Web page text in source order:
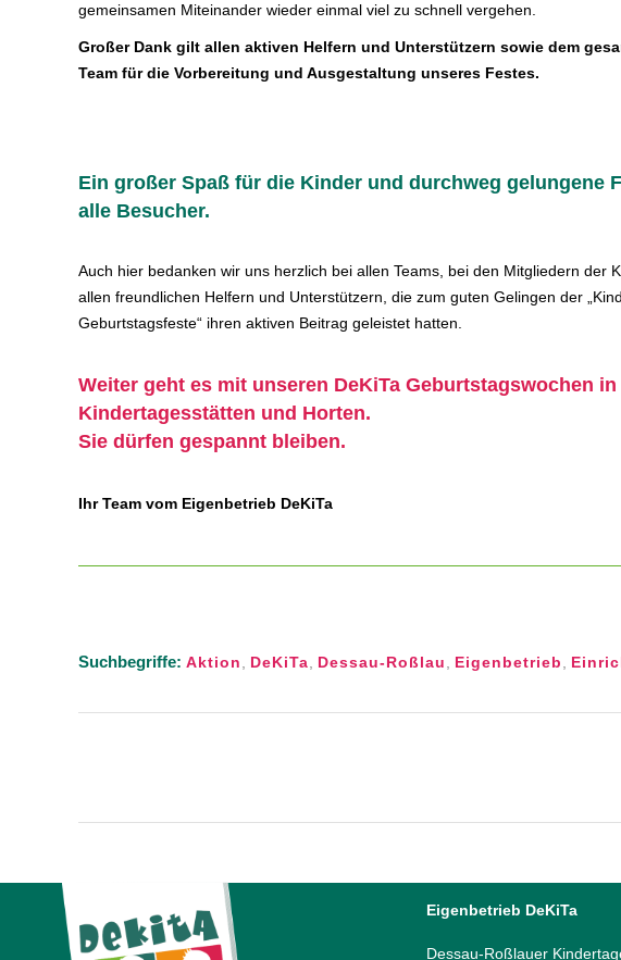
gemeinsamen Miteinander wieder einmal viel zu schnell vergehen.
Großer Dank gilt allen aktiven Helfern und Unterstützern sowie dem
Team für die Vorbereitung und Ausgestaltung unseres Festes.
Ein großer Spaß für die Kinder und durchweg gelungene
alle Besucher.
Auch hier bedanken wir uns herzlich bei allen Teams, bei den Mitgliedern der
allen freundlichen Helfern und Unterstützern, die zum guten Gelingen der
Geburtstagsfeste“ ihren aktiven Beitrag geleistet hatten.
Weiter geht es mit unseren DeKiTa Geburtstagswochen in
Kindertagesstätten und Horten.
Sie dürfen gespannt bleiben.
Ihr Team vom Eigenbetrieb DeKiTa
Suchbegriffe: Aktion DeKiTa Dessau-Roßlau Eigenbetrieb
Eigenbetrieb DeKiTa
Dessau-Roßlauer